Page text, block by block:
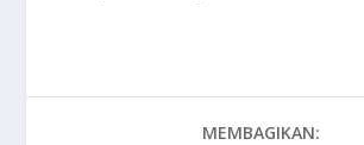
MEMBAGIKAN: